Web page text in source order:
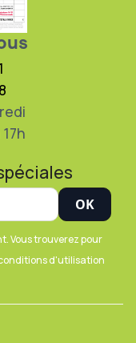
Vous trouverez pour
d'utilisation